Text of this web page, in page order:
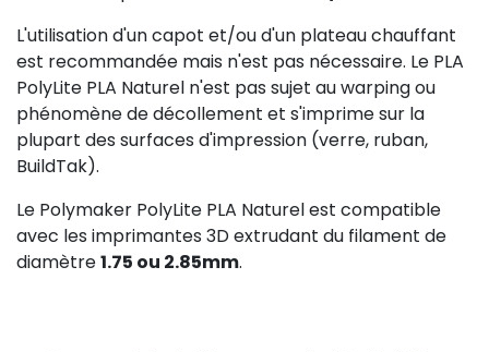
L'utilisation d'un capot et/ou d'un plateau chauffant
est recommandée mais n'est pas nécessaire. Le PLA
PolyLite PLA Naturel n'est pas sujet au warping ou
phénomène de décollement et s'imprime sur la
plupart des surfaces d'impression (verre, ruban,
BuildTak).
Le Polymaker PolyLite PLA Naturel est compatible
avec les imprimantes 3D extrudant du filament de
diamètre1.75 ou 2.85mm.